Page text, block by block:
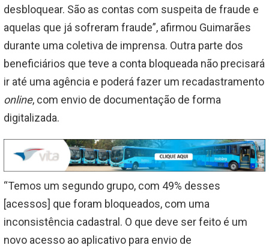
desbloquear. São as contas com suspeita de fraude e
aquelas que já sofreram fraude”, afirmou Guimarães
durante uma coletiva de imprensa. Outra parte dos
beneficiários que teve a conta bloqueada não precisará
ir até uma agência e poderá fazer um recadastramento
online, com envio de documentação de forma
digitalizada.
“Temos um segundo grupo, com 49% desses
[acessos] que foram bloqueados, com uma
inconsistência cadastral. O que deve ser feito é um
novo acesso ao aplicativo para envio de